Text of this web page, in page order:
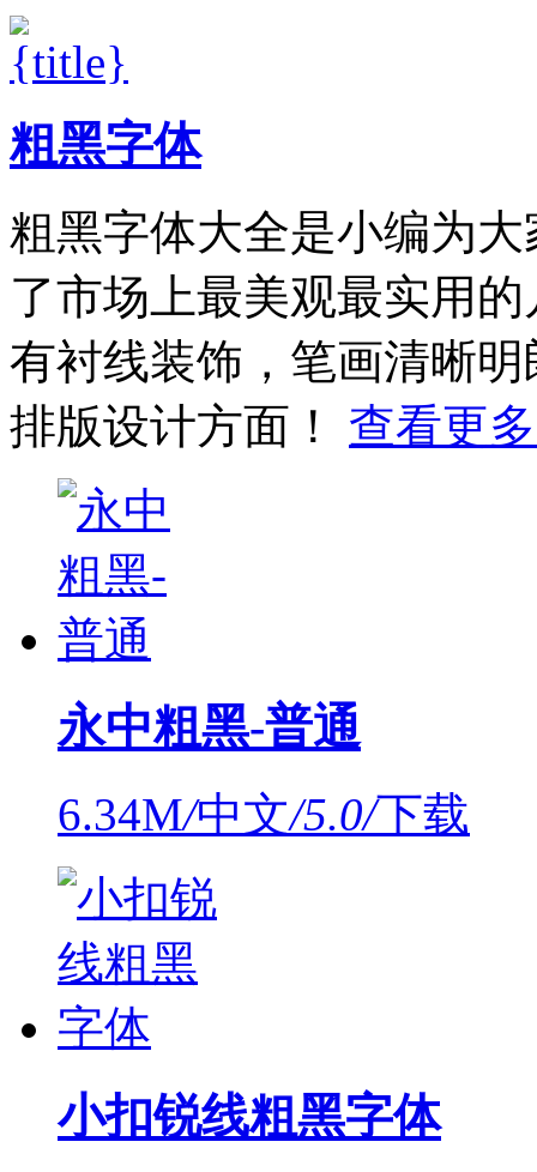
粗黑字体
粗黑字体大全是小编为
了市场上最美观最实用
有衬线装饰，笔画清晰
排版设计方面！
查看更
永中粗黑-普通
6.34M/中文/5.0/下载
小扣锐线粗黑字体